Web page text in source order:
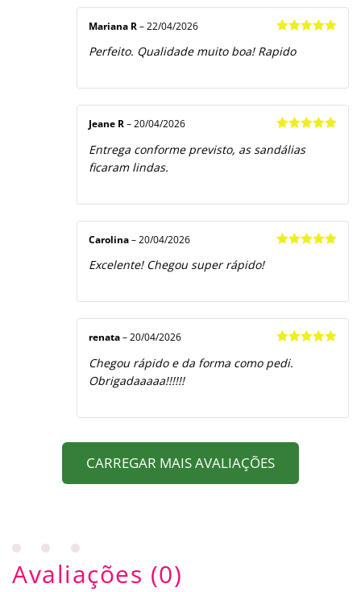
de 5
Mariana R – 22/04/2026
Perfeito. Qualidade muito boa! Rapido
de 5
Jeane R – 20/04/2026
Entrega conforme previsto, as sandálias
ficaram lindas.
Carolina – 20/04/2026
Excelente! Chegou super rápido!
de 5
renata – 20/04/2026
Chegou rápido e da forma como pedi.
Obrigadaaaaa!!!!!!
CARREGAR MAIS AVALIAÇÕES
Avaliações (0)